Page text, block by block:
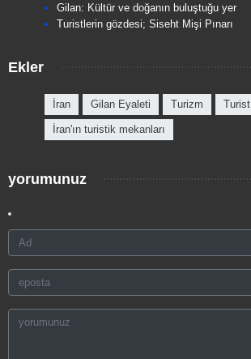
Gilan: Kültür ve doğanın buluştuğu yer
Turistlerin gözdesi; Siseht Mişi Pınarı
Ekler
İran Gilan Eyaleti Turizm Turist
İran'ın turistik mekanları
yorumunuz